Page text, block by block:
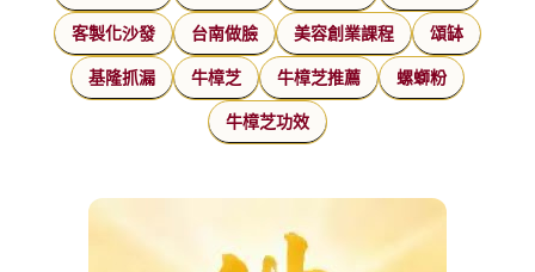
客製化沙發 台南做臉 美容創業課程 頌缽
基隆抓漏 牛樟芝 牛樟芝推薦 螺螄粉
牛樟芝功效